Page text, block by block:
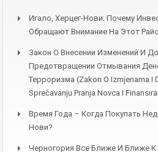
Игало, Херцег-Нови: Почему
Обращают Внимание На Этот
Закон О Внесении Изменений И
Предотвращении Отмывания
Терроризма (Zakon O Izmjenama I
Sprečavanju Pranja Novca I
Время Года – Когда Покупать
Нови?
Черногория Все Ближе И Ближе К